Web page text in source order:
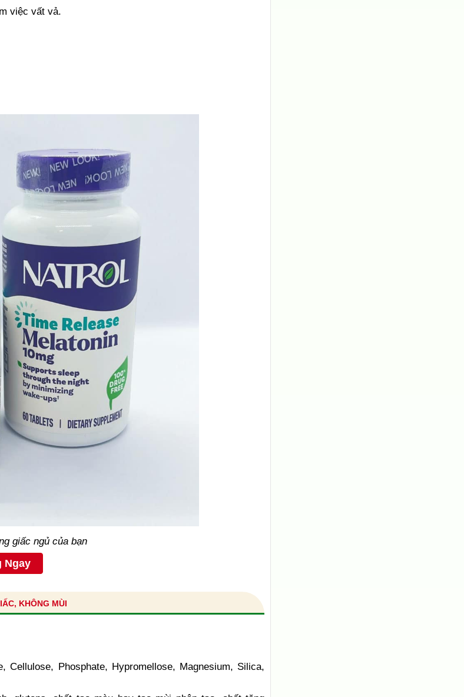
việc vất vả.
giấc ngủ của bạn
Ngay
KHÔNG MÙI
Phosphate, Hypromellose, Magnesium, Silica,